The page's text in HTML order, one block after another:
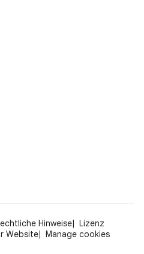
Hinweise
Lizenz
Website Manage cookies